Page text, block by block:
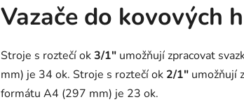
Vazače do kovových
Stroje s roztečí ok3/1" umožňují zpracovat
mm) je 34 ok. Stroje s roztečí ok 2/1" umožňují
formátu A4 (297 mm) je 23 ok.